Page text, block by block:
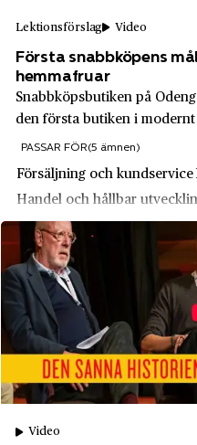
Bolinders
Bolinders mekaniska
Bombardier
Brio
Bruzaholms Bruk
Bruzaholms
Bröderna Tysklinds
Budwieser
Bångbro Rörver
Carlsberg Sverige AB
Carolina von Knorring
Flisby
Fryksta
Frösö
Fårö
Gamla
Getinge
Lektionsförslag Video
Första snabbköpens
hemmafruar
Snabbköpsbutiken på
den första butiken i
övergången från betjäning
diskussionsfrågorna riktas
PASSAR FÖR(5 ämnen)
Försäljning och kundservice
Handel och hållbar
Video